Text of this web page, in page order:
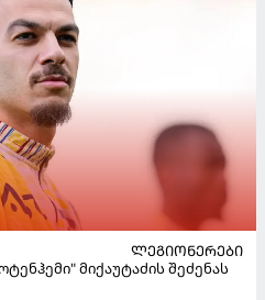
ᲚᲔᲒᲘᲝᲜᲔᲠᲔᲑᲘ
მიქაუტაძის შეძენას